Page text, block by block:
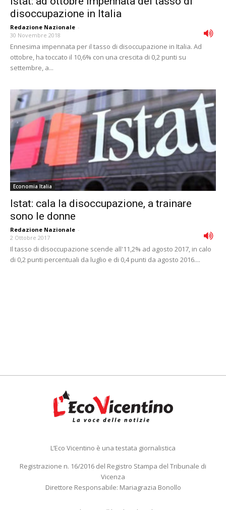
disoccupazione in Italia
Redazione Nazionale -
30 Novembre 2018
Ennesima impennata per il tasso di disoccupazione in Italia. Ad
ottobre, ha toccato il 10,6% con una crescita di 0,2 punti su
settembre, a...
Economia Italia
Istat: cala la disoccupazione, a trainare
sono le donne
Redazione Nazionale -
2 Ottobre 2017
Il tasso di disoccupazione scende all'11,2% ad agosto 2017, in calo
di 0,2 punti percentuali da luglio e di 0,4 punti da agosto 2016....
L’Eco Vicentino è una testata giornalistica
Registrazione n. 16/2016 del Registro Stampa del Tribunale di
Vicenza
Direttore Responsabile: Mariagrazia Bonollo